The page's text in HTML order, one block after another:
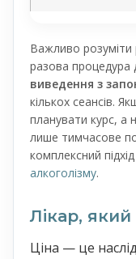
Важливо розуміти
разова процедура
виведення з
кількох сеансів.
планувати курс, а
лише тимчасове
комплексний
алкоголізму.
Лікар, який
Ціна — це